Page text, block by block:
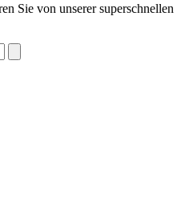
Sie von unserer superschnellen